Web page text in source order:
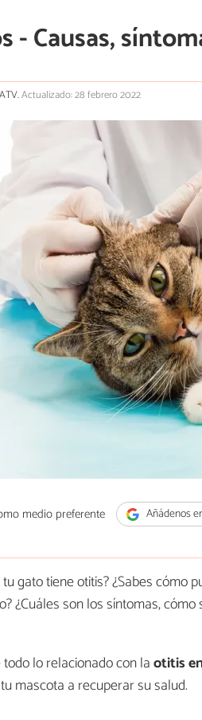
- Causas,
Actualizado: 28 febrero 2022
medio preferente Añádenos
gato tiene otitis? ¿Sabes cómo
¿Cuáles son los síntomas,
lo relacionado con laotitis
mascota a recuperar su salud.